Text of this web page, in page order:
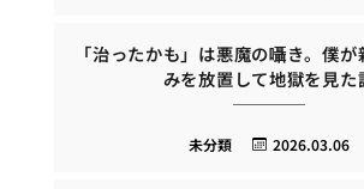
「治ったかも」は悪魔の囁き。僕
みを放置して地獄を見た
2026.03.06
未分類